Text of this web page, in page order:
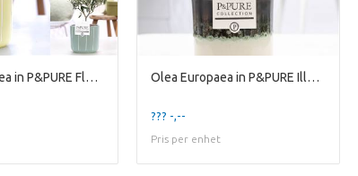
Olea Europaea in P&PURE Fleur ceramics ass. 3 Olea Europaea in P&PURE Illusion ceramics perfectl
??? -,--
Pris per enhet